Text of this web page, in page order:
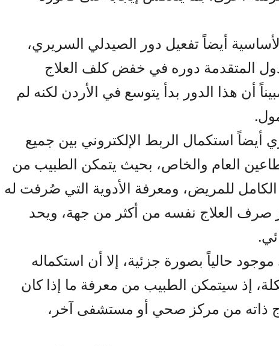
أيضاً تفعيل دور الصيدلي السريري،
المتقدمة دوره في خفض كلف العلاج
أن هذا الدور بدأ يتوسع في الأردن لكنه لم
أيضاً استكمال الربط الإلكتروني بين جميع
العام والخاص، بحيث يتمكن الطبيب من
للمريض، ومعرفة الأدوية التي صُرفت له
صرف العلاج نفسه من أكثر من جهة، ويحد
حالياً بصورة جزئية، إلا أن استكماله
إذ سيتمكن الطبيب من معرفة ما إذا كان
ذاته من مركز صحي أو مستشفى آخر،